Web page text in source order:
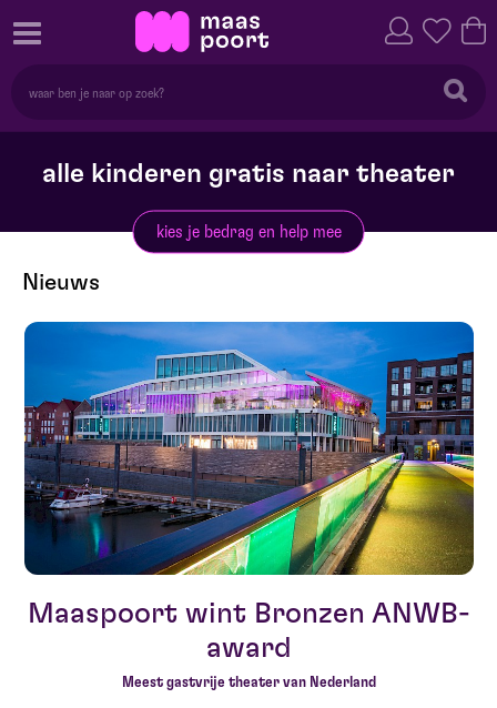
alle kinderen gratis naar theater
kies je bedrag en help mee
Nieuws
Maaspoort wint Bronzen ANWB-
award
Meest gastvrije theater van Nederland